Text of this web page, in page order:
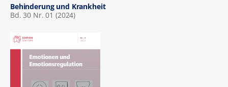
Behinderung und Krankheit
Bd. 30 Nr. 01 (2024)